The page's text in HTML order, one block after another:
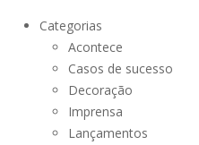
Categorias
Acontece
Casos de sucesso
Decoração
Imprensa
Lançamentos